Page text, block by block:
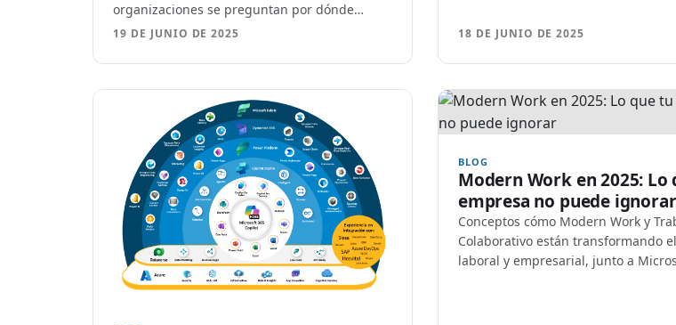
organizaciones se preguntan por dónde
empezar con Copilot. Con productos como
19 DE JUNIO DE 2025 18 DE JUNIO DE 2025
BLOG
Modern Work en 2025: Lo
empresa no puede ignorar
Conceptos cómo Modern Work y
Colaborativo están transformando
laboral y empresarial, junto a